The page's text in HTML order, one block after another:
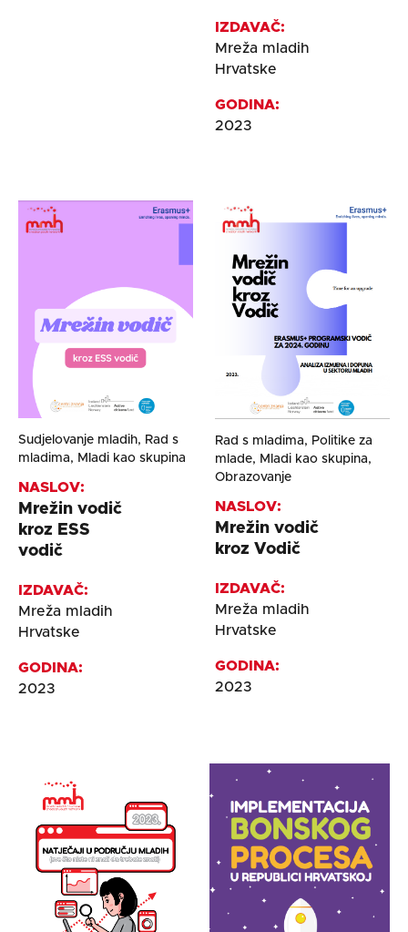
IZDAVAČ:
Mreža mladih
Hrvatske
GODINA:
2023
Sudjelovanje mladih, Rad s
mladima, Mladi kao skupina
NASLOV:
Mrežin vodič
kroz ESS
vodič
IZDAVAČ:
Mreža mladih
Hrvatske
GODINA:
2023
Rad s mladima, Politike za
mlade, Mladi kao skupina,
Obrazovanje
NASLOV:
Mrežin vodič
kroz Vodič
IZDAVAČ:
Mreža mladih
Hrvatske
GODINA:
2023